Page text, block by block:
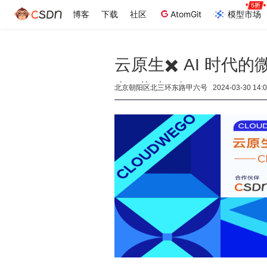
博客 下载 社区 AtomGit 模型市场
云原生✖️ AI 时代的
龙·北京站
北京朝阳区北三环东路甲六号 2024-03-30